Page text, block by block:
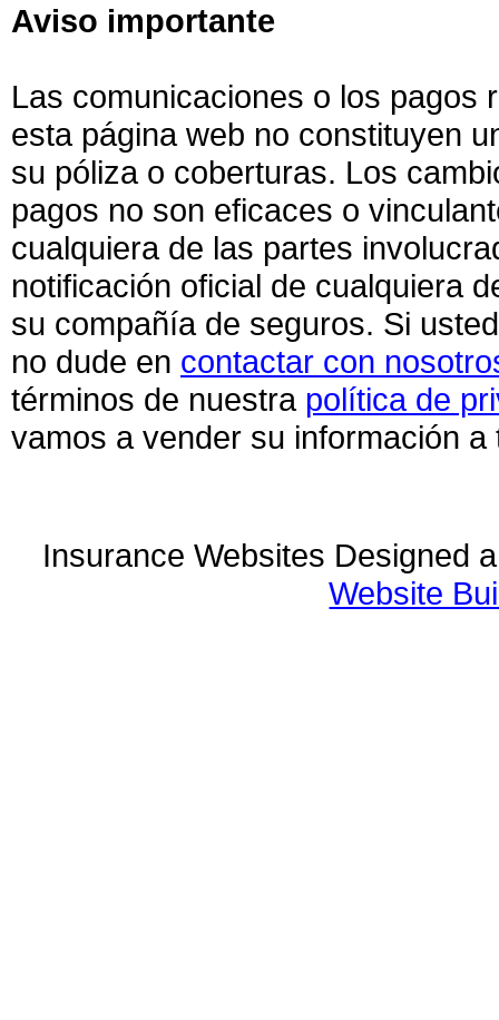
Aviso importante
Las comunicaciones o los pagos
esta página web no constituyen
su póliza o coberturas. Los
pagos no son eficaces o
cualquiera de las partes
notificación oficial de cualquiera
su compañía de seguros. Si
no dude en contactar con
términos de nuestra política de
vamos a vender su información a
Insurance Websites Designed
Website